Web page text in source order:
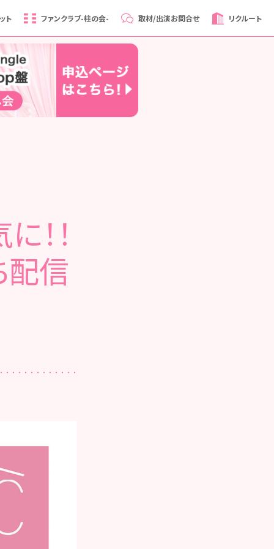
ト ファンクラブ-柱の会- 取材/出演お問合せ リクルート
！！
配信